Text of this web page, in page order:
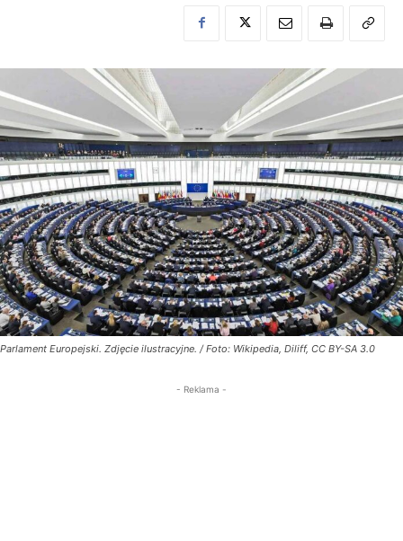
Parlament Europejski. Zdjęcie ilustracyjne. / Foto: Wikipedia, Diliff, CC BY-SA 3.0
- Reklama -